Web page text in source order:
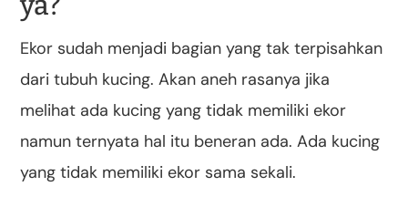
Ekor sudah menjadi bagian yang tak terpisahkan
dari tubuh kucing. Akan aneh rasanya jika
melihat ada kucing yang tidak memiliki ekor
namun ternyata hal itu beneran ada. Ada kucing
yang tidak memiliki ekor sama sekali.